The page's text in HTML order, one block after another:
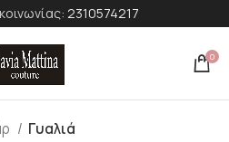
2310574217
0
Γυαλιά